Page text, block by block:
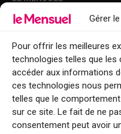
Gérer
Pour offrir les meilleures
technologies telles que
accéder aux informations
ces technologies nous
telles que le
sur ce site. Le fait de ne
consentement peut avoir
Points de diffusion Var et
Le Mensuel en PDF : consultez
Qui sommes-nous ?
BFM Top Sorties
EVENT